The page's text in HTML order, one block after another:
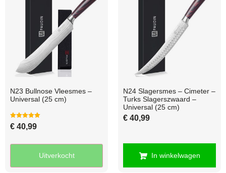
N23 Bullnose Vleesmes –
Universal (25 cm)
Gewaardeerd
5.00
€ 40,99
Uitverkocht
N24 Slagersmes – Cimeter –
Turks Slagerszwaard –
Universal (25 cm)
€ 40,99
In winkelwagen